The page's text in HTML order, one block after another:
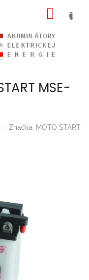
MSE-
Značka: MOTO START